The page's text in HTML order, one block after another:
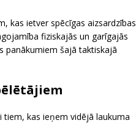
kas ietver spēcīgas aizsardzības
fiziskajās un garīgajās
panākumiem šajā taktiskajā
kas ieņem vidējā laukuma